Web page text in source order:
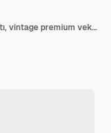
Baskı illüstrasyonu, tişört vektör sanatı, vintage premium vektör için sloganlı tişört grafik tipografisi